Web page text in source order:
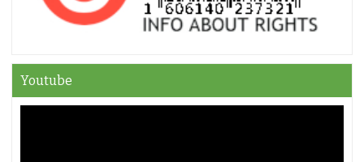
Youtube